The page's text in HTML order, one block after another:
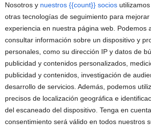
Nosotros y nuestros {{count}} socios
otras tecnologías de seguimiento para mejorar
experiencia en nuestra página web. Podemos
consultar información sobre un dispositivo y
personales, como su dirección IP y datos de
publicidad y contenidos personalizados,
publicidad y contenidos, investigación de
desarrollo de servicios. Además, podemos
precisos de localización geográfica e
del escaneado del dispositivo. Tenga en
consentimiento será válido en todos nuestros
nº13CVer en Google Maps
50